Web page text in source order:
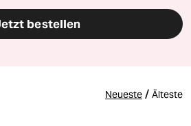
bestellen
Neueste / Älteste